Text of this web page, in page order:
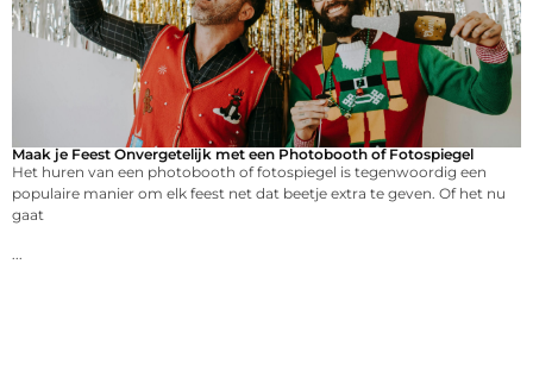
Maak je Feest Onvergetelijk met een Photobooth of Fotospiegel
Het huren van een photobooth of fotospiegel is tegenwoordig een
populaire manier om elk feest net dat beetje extra te geven. Of het nu
gaat